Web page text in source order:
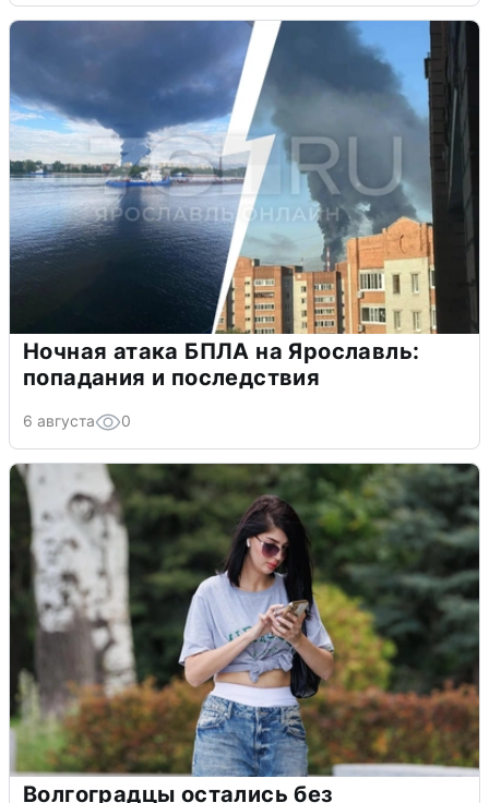
Ночная атака БПЛА на Ярославль:
попадания и последствия
6 августа 0
Волгоградцы остались без